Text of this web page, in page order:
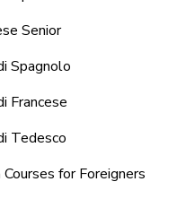
Senior
Spagnolo
Francese
Tedesco
for Foreigners